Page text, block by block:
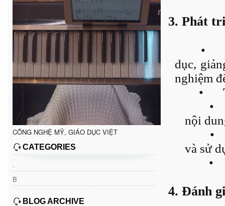
CÔNG NGHỆ MỸ, GIÁO DỤC VIỆT
CATEGORIES
.
B
BLOG ARCHIVE
3. Phát
•
dục,
nghiệm
•
•
nội
•
và sử
•
4. Đánh